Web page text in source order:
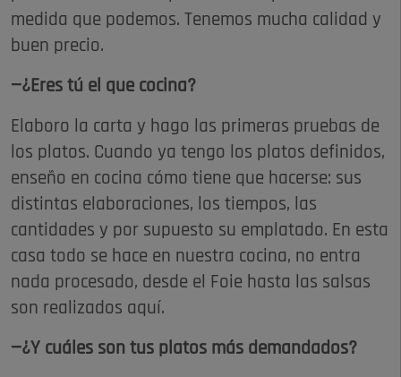
medida que podemos. Tenemos mucha calidad y
buen precio.
—¿Eres tú el que cocina?
Elaboro la carta y hago las primeras pruebas de
los platos. Cuando ya tengo los platos definidos,
enseño en cocina cómo tiene que hacerse: sus
distintas elaboraciones, los tiempos, las
cantidades y por supuesto su emplatado. En esta
casa todo se hace en nuestra cocina, no entra
nada procesado, desde el Foie hasta las salsas
son realizados aquí.
—¿Y cuáles son tus platos más demandados?